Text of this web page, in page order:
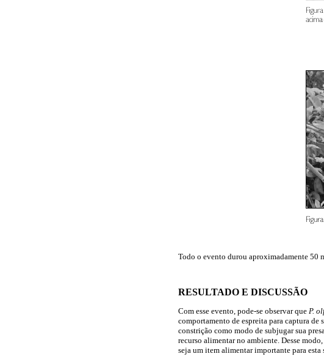
Todo o evento durou aproximadamente 50
RESULTADO E DISCUSSÃO
Com esse evento, pode-se observar que P.
comportamento de espreita para captura de
constrição como modo de subjugar sua
recurso alimentar no ambiente. Desse
seja um item alimentar importante para esta